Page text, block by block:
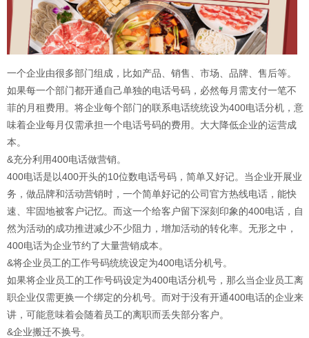
一个企业由很多部门组成，比如产品、销售、市场、品牌、售后等。
如果每一个部门都开通自己单独的电话号码，必然每月需支付一笔不
菲的月租费用。将企业每个部门的联系电话统统设为400电话分机，意
味着企业每月仅需承担一个电话号码的费用。大大降低企业的运营成
本。
&充分利用400电话做营销。
400电话是以400开头的10位数电话号码，简单又好记。当企业开展业
务，做品牌和活动营销时，一个简单好记的公司官方热线电话，能快
速、牢固地被客户记忆。而这一个给客户留下深刻印象的400电话，自
然为活动的成功推进减少不少阻力，增加活动的转化率。无形之中，
400电话为企业节约了大量营销成本。
&将企业员工的工作号码统统设定为400电话分机号。
如果将企业员工的工作号码设定为400电话分机号，那么当企业员工离
职企业仅需更换一个绑定的分机号。而对于没有开通400电话的企业来
讲，可能意味着会随着员工的离职而丢失部分客户。
&企业搬迁不换号。